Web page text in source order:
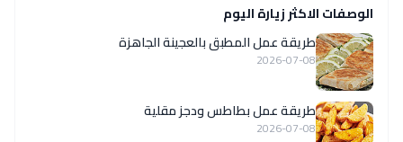
الوصفات الاكثر زيارة اليوم
طريقة عمل المطبق بالعجينة الجاهزة
2026-07-08
طريقة عمل بطاطس ودجز مقلية
2026-07-08